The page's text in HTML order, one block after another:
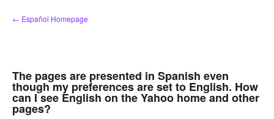
saltar
al
← Español Homepage
The pages are presented in Spanish even
though my preferences are set to English. How
can I see English on the Yahoo home and other
pages?